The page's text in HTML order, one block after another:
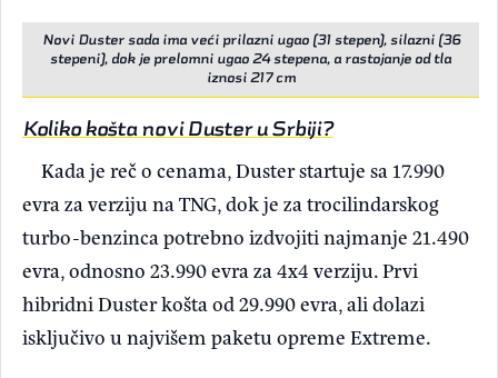
Novi Duster sada ima veći prilazni ugao (31 stepen), silazni (36
stepeni), dok je prelomni ugao 24 stepena, a rastojanje od tla
iznosi 217 cm
Koliko košta novi Duster u Srbiji?
Kada je reč o cenama, Duster startuje sa 17.990
evra za verziju na TNG, dok je za trocilindarskog
turbo-benzinca potrebno izdvojiti najmanje 21.490
evra, odnosno 23.990 evra za 4x4 verziju. Prvi
hibridni Duster košta od 29.990 evra, ali dolazi
isključivo u najvišem paketu opreme Extreme.